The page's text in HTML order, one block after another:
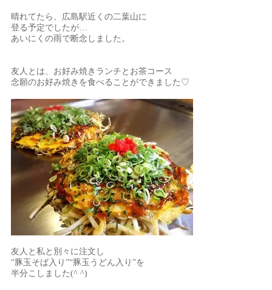
晴れてたら、広島駅近くの二葉山に
登る予定でしたが…
あいにくの雨で断念しました。
友人とは、お好み焼きランチとお茶コース
念願のお好み焼きを食べることができました♡
友人と私と別々に注文し
“豚玉そば入り”“豚玉うどん入り”を
半分こしました(^ ^)